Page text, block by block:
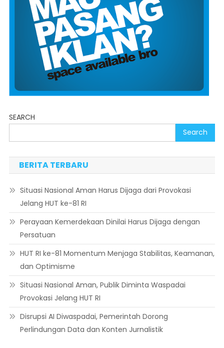
SEARCH
Search
BERITA TERBARU
Situasi Nasional Aman Harus Dijaga dari Provokasi
Jelang HUT ke-81 RI
Perayaan Kemerdekaan Dinilai Harus Dijaga dengan
Persatuan
HUT RI ke-81 Momentum Menjaga Stabilitas, Keamanan,
dan Optimisme
Situasi Nasional Aman, Publik Diminta Waspadai
Provokasi Jelang HUT RI
Disrupsi AI Diwaspadai, Pemerintah Dorong
Perlindungan Data dan Konten Jurnalistik